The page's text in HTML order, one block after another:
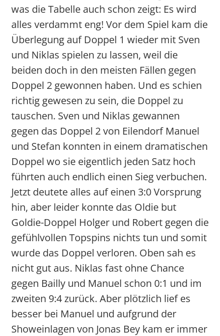
was die Tabelle auch schon zeigt: Es wird
alles verdammt eng! Vor dem Spiel kam die
Überlegung auf Doppel 1 wieder mit Sven
und Niklas spielen zu lassen, weil die
beiden doch in den meisten Fällen gegen
Doppel 2 gewonnen haben. Und es schien
richtig gewesen zu sein, die Doppel zu
tauschen. Sven und Niklas gewannen
gegen das Doppel 2 von Eilendorf Manuel
und Stefan konnten in einem dramatischen
Doppel wo sie eigentlich jeden Satz hoch
führten auch endlich einen Sieg verbuchen.
Jetzt deutete alles auf einen 3:0 Vorsprung
hin, aber leider konnte das Oldie but
Goldie-Doppel Holger und Robert gegen die
gefühlvollen Topspins nichts tun und somit
wurde das Doppel verloren. Oben sah es
nicht gut aus. Niklas fast ohne Chance
gegen Bailly und Manuel schon 0:1 und im
zweiten 9:4 zurück. Aber plötzlich lief es
besser bei Manuel und aufgrund der
Showeinlagen von Jonas Bey kam er immer